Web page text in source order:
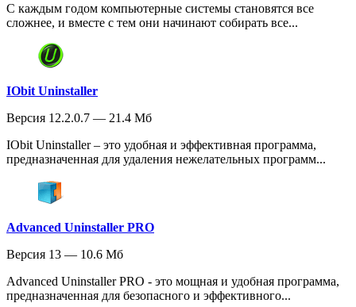
С каждым годом компьютерные системы становятся все
сложнее, и вместе с тем они начинают собирать все...
IObit Uninstaller
Версия 12.2.0.7 — 21.4 Мб
IObit Uninstaller – это удобная и эффективная программа,
предназначенная для удаления нежелательных программ...
Advanced Uninstaller PRO
Версия 13 — 10.6 Мб
Advanced Uninstaller PRO - это мощная и удобная программа,
предназначенная для безопасного и эффективного...